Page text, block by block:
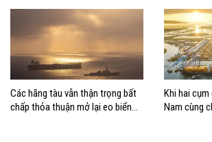
Các hãng tàu vẫn thận trọng bất
chấp thỏa thuận mở lại eo biển
Khi hai
Nam cùng